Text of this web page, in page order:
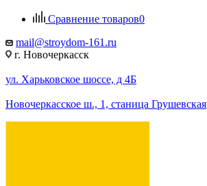
Сравнение товаров0
mail@stroydom-161.ru
г. Новочеркасск
ул. Харьковское шоссе, д 4Б
Новочеркасское ш., 1, станица Грушевская